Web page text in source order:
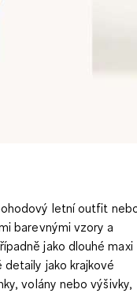
letní outfit
barevnými vzory a
jako dlouhé maxi
jako krajkové
volány nebo výšivky,